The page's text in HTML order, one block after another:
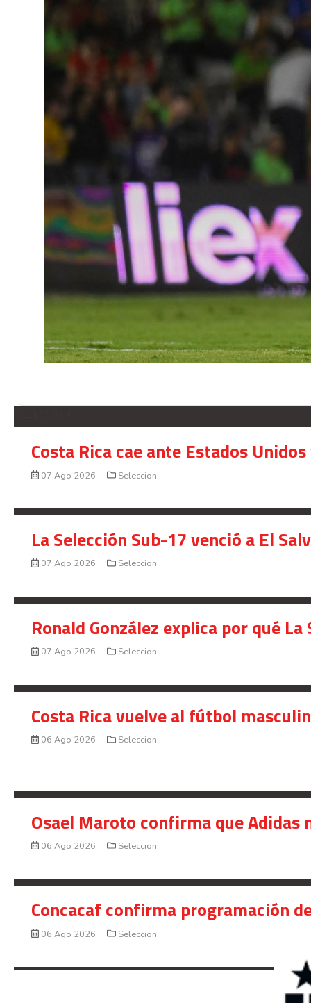
Costa Rica cae ante Estados
07 Ago 2026 Seleccion
La Selección Sub-17 venció a El
07 Ago 2026 Seleccion
Ronald González explica por qué
07 Ago 2026 Seleccion
Costa Rica vuelve al fútbol
06 Ago 2026 Seleccion
Osael Maroto confirma que Adidas
06 Ago 2026 Seleccion
Concacaf confirma programación
06 Ago 2026 Seleccion